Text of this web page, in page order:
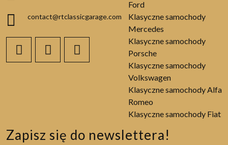
contact@rtclassicgarage.com
Ford
Klasyczne samochody
Mercedes
Klasyczne samochody
Porsche
Klasyczne samochody
Volkswagen
Klasyczne samochody Alfa
Romeo
Klasyczne samochody Fiat
Zapisz się do newslettera!